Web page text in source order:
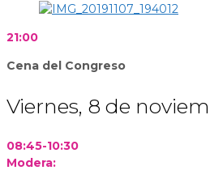
21:00
Cena del Congreso
Viernes, 8 de
08:45-10:30
Modera: